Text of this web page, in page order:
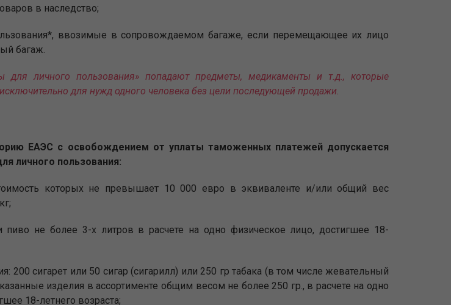
в наследство;
ввозимые в сопровождаемом багаже, если перемещающее их лицо
багаж.
для личного пользования» попадают предметы, медикаменты и т.д., которые
для нужд одного человека без цели последующей продажи.
ЕАЭС с освобождением от уплаты таможенных платежей допускается
личного пользования:
которых не превышает 10 000 евро в эквиваленте и/или общий вес
пиво не более 3-х литров в расчете на одно физическое лицо, достигшее 18-
200 сигарет или 50 сигар (сигарилл) или 250 гр табака (в том числе жевательный
изделия в ассортименте общим весом не более 250 гр., в расчете на одно
18-летнего возраста;